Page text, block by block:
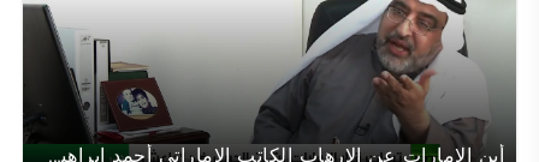
أين اﻹمارات عن اﻹرهاب الكاتب اﻹماراتي أحمد إبراهيم في حوار تلفزيوني على قناة روسيا اليوم عن اﻹرهاب